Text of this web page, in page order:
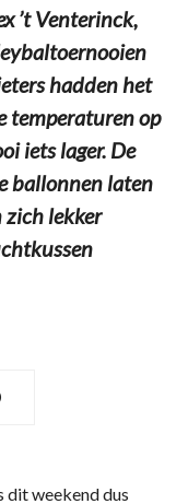
’t Venterinck,
hadden het
temperaturen op
iets lager. De
ballonnen laten
zich lekker
dit weekend dus